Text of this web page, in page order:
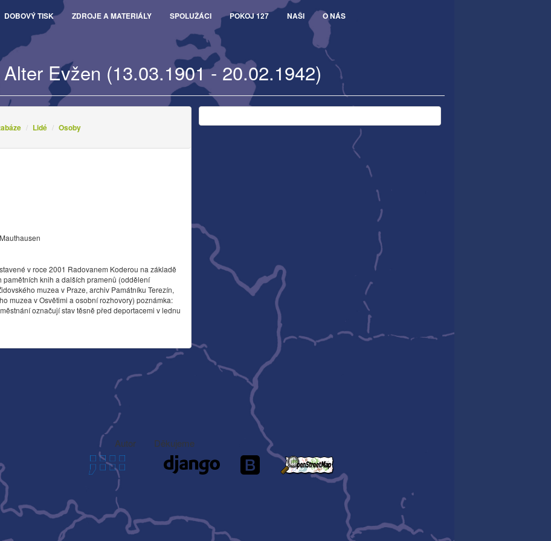
DOBOVÝ TISK ZDROJE A MATERIÁLY SPOLUŽÁCI POKOJ 127 NAŠI O NÁS
Alter Evžen (13.03.1901 - 20.02.1942)
Lidé Osoby
v roce 2001 Radovanem Koderou na základě
pamětních knih a dalších pramenů (oddělení
muzea v Praze, archiv Památníku Terezín,
muzea v Osvětimi a osobní rozhovory) poznámka:
označují stav těsně před deportacemi v lednu
Autor Děkujeme